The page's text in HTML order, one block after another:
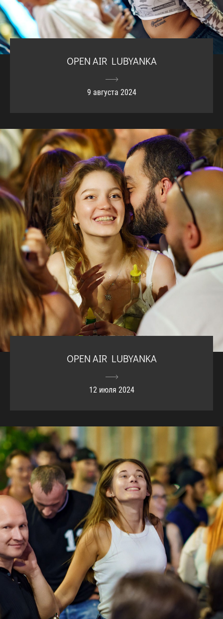
OPEN AIR LUBYANKA
9 августа 2024
OPEN AIR LUBYANKA
12 июля 2024